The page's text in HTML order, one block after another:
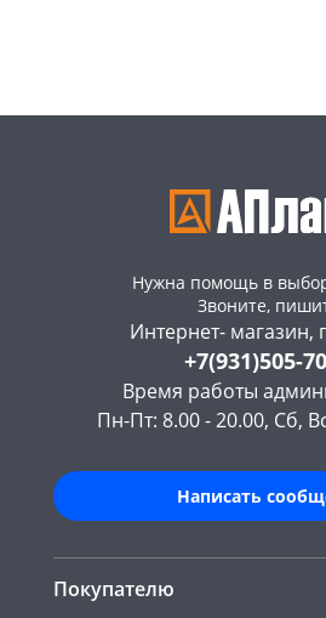
Нужна помощь в
Звоните,
Интернет- магазин,
+7(931)505-
Время работы
Пн-Пт: 8.00 - 20.00, Сб,
Написать
Покупателю